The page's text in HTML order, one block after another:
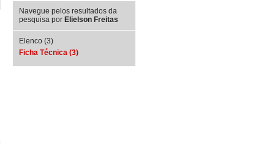
Navegue pelos resultados da
pesquisa por Elielson Freitas
Elenco (3)
Ficha Técnica (3)